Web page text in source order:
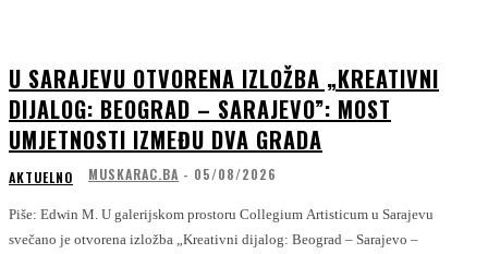
U SARAJEVU OTVORENA IZLOŽBA „KREATIVNI
DIJALOG: BEOGRAD – SARAJEVO”: MOST
UMJETNOSTI IZMEĐU DVA GRADA
AKTUELNO MUSKARAC.BA - 05/08/2026
Piše: Edwin M. U galerijskom prostoru Collegium Artisticum u Sarajevu
svečano je otvorena izložba „Kreativni dijalog: Beograd – Sarajevo –